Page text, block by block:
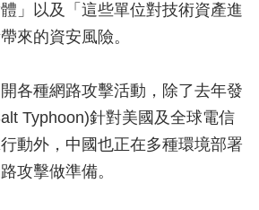
」以及「這些單位對技術資產進
來的資安風險。
各種網路攻擊活動，除了去年發
Typhoon)針對美國及全球電信
動外，中國也正在多種環境部署
攻擊做準備。